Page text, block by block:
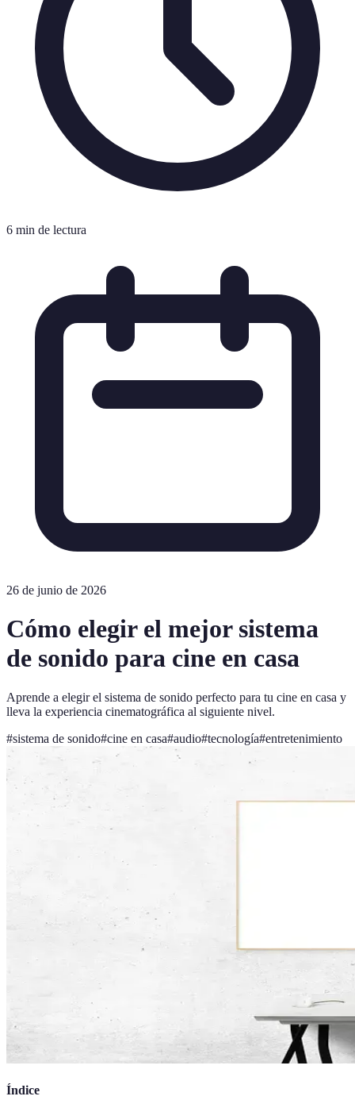
6 min de lectura
26 de junio de 2026
Cómo elegir el mejor sistema
de sonido para cine en casa
Aprende a elegir el sistema de sonido perfecto para tu cine en casa y
lleva la experiencia cinematográfica al siguiente nivel.
#sistema de sonido#cine en casa#audio#tecnología#entretenimiento
Índice